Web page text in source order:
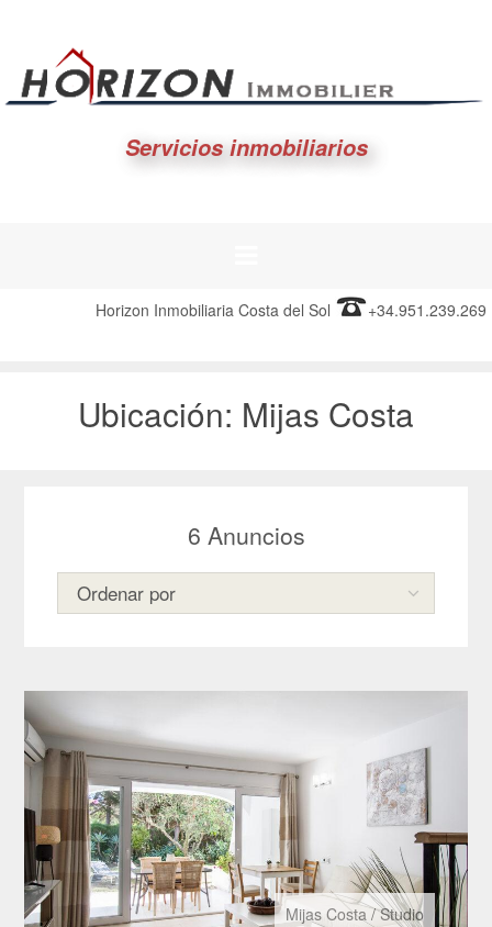
Servicios inmobiliarios
Horizon Inmobiliaria Costa del Sol +34.951.239.269
Ubicación: Mijas Costa
6 Anuncios
Mijas Costa/Studio